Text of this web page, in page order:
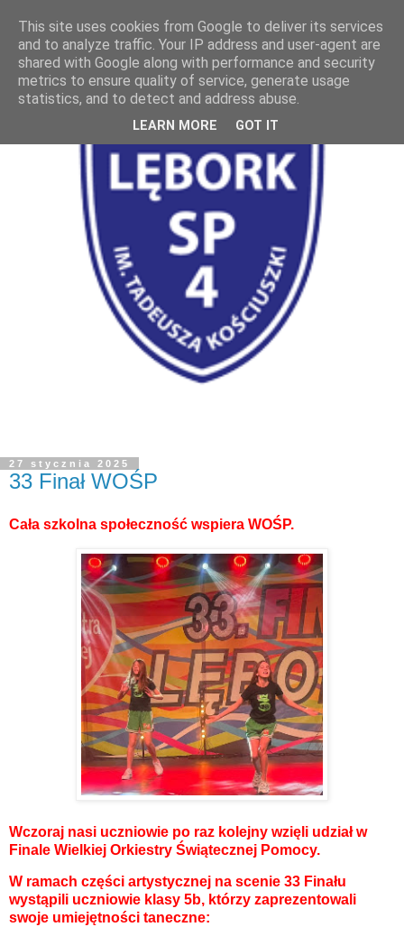
27 stycznia 2025
33 Finał WOŚP
Cała szkolna społeczność wspiera WOŚP.
Wczoraj nasi uczniowie po raz kolejny wzięli udział w
Finale Wielkiej Orkiestry Świątecznej Pomocy.
W ramach części artystycznej na scenie 33 Finału
wystąpili uczniowie klasy 5b, którzy zaprezentowali
swoje umiejętności taneczne:
This site uses cookies from Google to deliver its services
and to analyze traffic. Your IP address and user-agent are
shared with Google along with performance and security
metrics to ensure quality of service, generate usage
statistics, and to detect and address abuse.
LEARN MORE GOT IT